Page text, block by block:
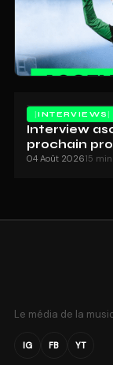
INTERVIEWS
Interview
prochain
04 Août 202615 min
Le média de la
IG FB YT